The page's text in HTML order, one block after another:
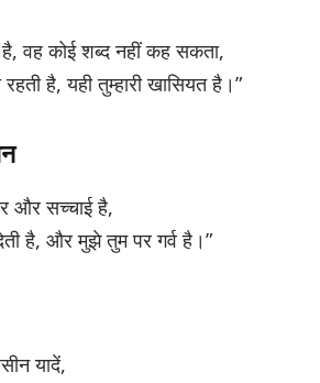
है, वह कोई शब्द नहीं कह सकता,
है, यही तुम्हारी खासियत है।”
और सच्चाई है,
है, और मुझे तुम पर गर्व है।”
यादें,